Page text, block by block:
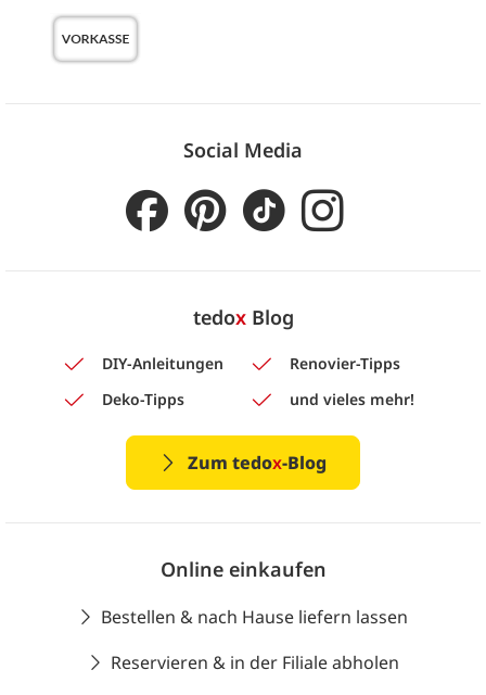
Social Media
tedoxBlog
DIY-Anleitungen
Renovier-Tipps
Deko-Tipps
und vieles mehr!
Zum tedox-Blog
Online einkaufen
Bestellen & nach Hause liefern lassen
Reservieren & in der Filiale abholen